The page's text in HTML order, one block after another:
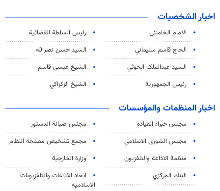
اخبار الشخصيات
الامام الخامنئي
رئیس السلطة القضائیة
الحاج قاسم سليماني
السيد حسن نصرالله
السید عبدالملک الحوثي
الشيخ عيسى قاسم
رئيس الجمهورية
الشيخ الزكزاكي
اخبار المنظمات والمؤسسات
مجلس خبراء القيادة
مجلس صيانة الدستور
مجلس الشورى الاسلامي
مجمع تشخيص مصلحة النظام
منظمة الاذاعة والتلفزیون
وزارة الخارجية
البنك المركزي
اتحاد الاذاعات والتلفزيونات
الاسلامية